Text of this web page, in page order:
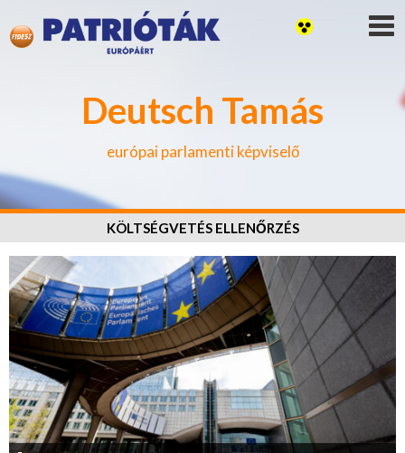
Deutsch Tamás
európai parlamenti képviselő
KÖLTSÉGVETÉS ELLENŐRZÉS